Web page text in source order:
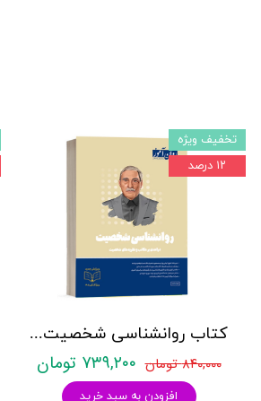
کتاب روانشناسی شخصیت نشر روان آموز زهرا ساعدی
۸۴۰,۰۰۰ تومان ۷۳۹,۲۰۰ تومان
افزودن به سبد خرید
تخفیف ویژه
۱۲ درصد